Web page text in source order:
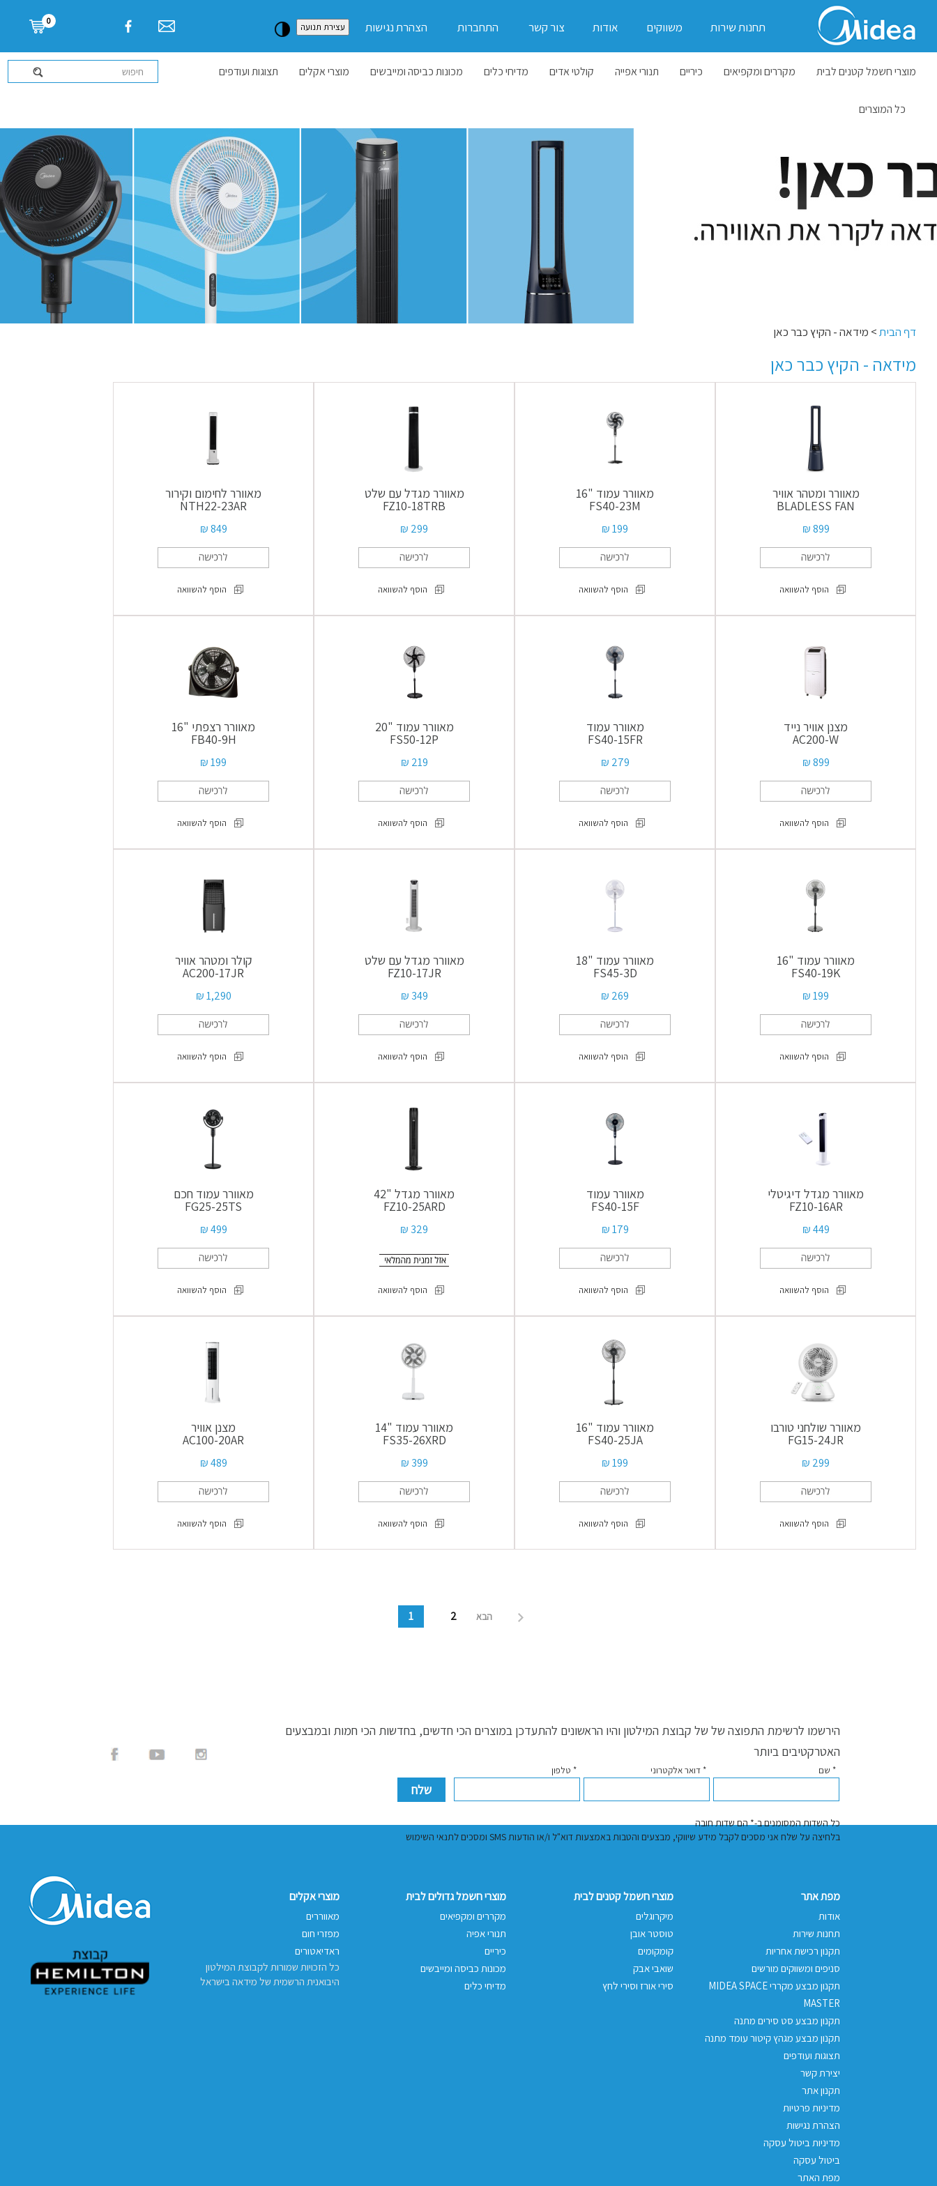
תחנות שירות
משווקים אודות צור קשר התחברות הצהרת נגישות עצירת תנועה
0
מוצרי חשמל קטנים לבית מקררים ומקפיאים כיריים תנורי אפייה קולטי אדים מדיחי כלים מכונות כביסה ומייבשים מוצרי אקלים תצוגות ועודפים
כל המוצרים
דף הבית> מידאה - הקיץ כבר כאן
מידאה - הקיץ כבר כאן
מאוורר ומטהר אוויר
BLADLESS FAN
899 ₪
הוסף להשוואה
BLADLESS
FAN
מאוורר עמוד "16
FS40-23M
199 ₪
הוסף להשוואה
FS40-
23M
מאוורר מגדל עם שלט
FZ10-18TRB
299 ₪
הוסף להשוואה
שלט
FZ10-
18TRB
מאוורר לחימום וקירור
NTH22-23AR
849 ₪
הוסף להשוואה
NTH22-
23AR
מצנן אוויר נייד
AC200-W
899 ₪
הוסף להשוואה
AC200-
W
מאוורר עמוד
FS40-15FR
279 ₪
הוסף להשוואה
15FR
מאוורר עמוד "20
FS50-12P
219 ₪
הוסף להשוואה
FS50-
12P
מאוורר רצפתי "16
FB40-9H
199 ₪
הוסף להשוואה
FB40-
9H
מאוורר עמוד "16
FS40-19K
199 ₪
הוסף להשוואה
19K
מאוורר עמוד "18
FS45-3D
269 ₪
הוסף להשוואה
FS45-
3D
מאוורר מגדל עם שלט
FZ10-17JR
349 ₪
הוסף להשוואה
עם
שלט
FZ10-
17JR
קולר ומטהר אוויר
AC200-17JR
1,290 ₪
הוסף להשוואה
אוויר
AC200-
17JR
מאוורר מגדל דיגיטלי
FZ10-16AR
449 ₪
הוסף להשוואה
דיגיטלי
FZ10-
16AR
מאוורר עמוד
FS40-15F
179 ₪
הוסף להשוואה
FS40-
15F
מאוורר מגדל "42
FZ10-25ARD
329 ₪
הוסף להשוואה
"42
FZ10-
מאוורר עמוד חכם
FG25-25TS
499 ₪
הוסף להשוואה
חכם
FG25-
25TS
מאוורר שולחני טורבו
FG15-24JR
299 ₪
הוסף להשוואה
מאוורר עמוד "16
FS40-25JA
199 ₪
הוסף להשוואה
מאוורר עמוד "14
FS35-26XRD
399 ₪
הוסף להשוואה
26XRD
מצנן אוויר
AC100-20AR
489 ₪
הוסף להשוואה
הבא 2
1
הירשמו לרשימת התפוצה של של קבוצת המילטון והיו הראשונים להתעדכן במוצרים הכי חדשים, בחדשות הכי חמות ובמבצעים
האטרקטיבים ביותר
* שם * דואר אלקטרוני * טלפון
כל השדות המסומנים ב-* הם שדות חובה
בלחיצה על שלח אני מסכים לקבל מידע שיווקי, מבצעים והטבות באמצעות דוא"ל ו/או הודעות SMS ומסכים לתנאי השימוש
מפת אתר
אודות
תחנות שירות
תקנון רכישת אחריות
סניפים ומשווקים מורשים
תקנון מבצע מקררי MIDEA SPACE
MASTER
תקנון מבצע סט סירים מתנה
תקנון מבצע מגהץ קיטור עומד מתנה
תצוגות ועודפים
יצירת קשר
תקנון אתר
מדיניות פרטיות
הצהרת נגישות
מדיניות ביטול עסקה
ביטול עסקה
מפת האתר
מוצרי חשמל קטנים לבית
מיקרוגלים
טוסטר אובן
קומקומים
שואבי אבק
סירי אורז וסירי לחץ
מוצרי חשמל גדולים לבית
מקררים ומקפיאים
תנורי אפיה
כיריים
מכונות כביסה ומייבשים
מדיחי כלים
מוצרי אקלים
מאווררים
מפזרי חום
ראדיאטורים
כל הזכויות שמורות לקבוצת המילטון
היבואנית הרשמית של מידאה בישראל